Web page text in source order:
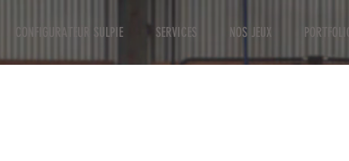
CONFIGURATEUR SULPIE SERVICES NOS JEUX PORTFOLIO